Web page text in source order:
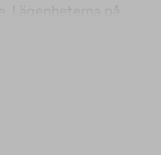
Lägenheterna på
separat